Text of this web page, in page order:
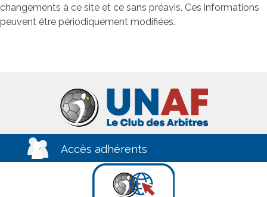
changements à ce site et ce sans préavis. Ces informations
peuvent être périodiquement modifiées.
Accès adhérents